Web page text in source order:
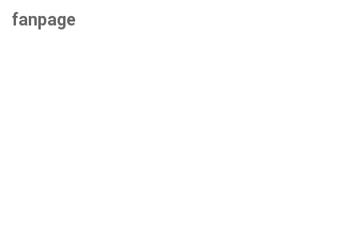
fanpage